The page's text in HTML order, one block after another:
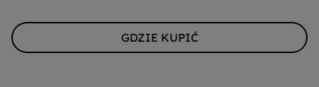
GDZIE KUPIĆ